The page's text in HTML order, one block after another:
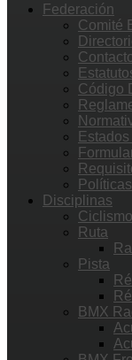
Federación
Comité
Código
Disciplinas
Ruta
Pista
BMX